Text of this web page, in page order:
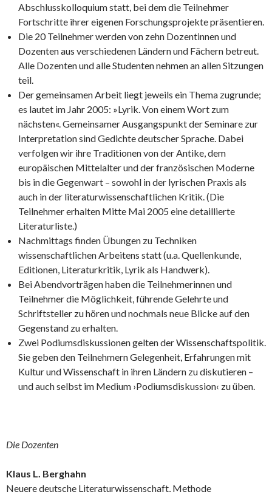
Abschlusskolloquium statt, bei dem die Teilnehmer
Fortschritte ihrer eigenen Forschungsprojekte präsentieren.
Die 20 Teilnehmer werden von zehn Dozentinnen und
Dozenten aus verschiedenen Ländern und Fächern betreut.
Alle Dozenten und alle Studenten nehmen an allen Sitzungen
teil.
Der gemeinsamen Arbeit liegt jeweils ein Thema zugrunde;
es lautet im Jahr 2005: »Lyrik. Von einem Wort zum
nächsten«. Gemeinsamer Ausgangspunkt der Seminare zur
Interpretation sind Gedichte deutscher Sprache. Dabei
verfolgen wir ihre Traditionen von der Antike, dem
europäischen Mittelalter und der französischen Moderne
bis in die Gegenwart – sowohl in der lyrischen Praxis als
auch in der literaturwissenschaftlichen Kritik. (Die
Teilnehmer erhalten Mitte Mai 2005 eine detaillierte
Literaturliste.)
Nachmittags finden Übungen zu Techniken
wissenschaftlichen Arbeitens statt (u.a. Quellenkunde,
Editionen, Literaturkritik, Lyrik als Handwerk).
Bei Abendvorträgen haben die Teilnehmerinnen und
Teilnehmer die Möglichkeit, führende Gelehrte und
Schriftsteller zu hören und nochmals neue Blicke auf den
Gegenstand zu erhalten.
Zwei Podiumsdiskussionen gelten der Wissenschaftspolitik.
Sie geben den Teilnehmern Gelegenheit, Erfahrungen mit
Kultur und Wissenschaft in ihren Ländern zu diskutieren –
und auch selbst im Medium ›Podiumsdiskussion‹ zu üben.
Die Dozenten
Klaus L. Berghahn
Neuere deutsche Literaturwissenschaft, Methode